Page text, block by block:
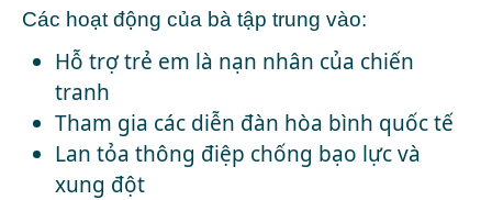
Các hoạt động của bà tập trung vào:
Hỗ trợ trẻ em là nạn nhân của chiến
tranh
Tham gia các diễn đàn hòa bình quốc tế
Lan tỏa thông điệp chống bạo lực và
xung đột